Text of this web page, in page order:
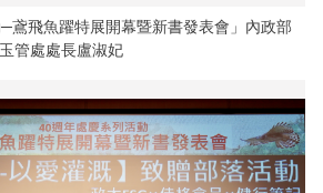
─鳶飛魚躍特展開幕暨新書發表會」內政部
管處處長盧淑妃